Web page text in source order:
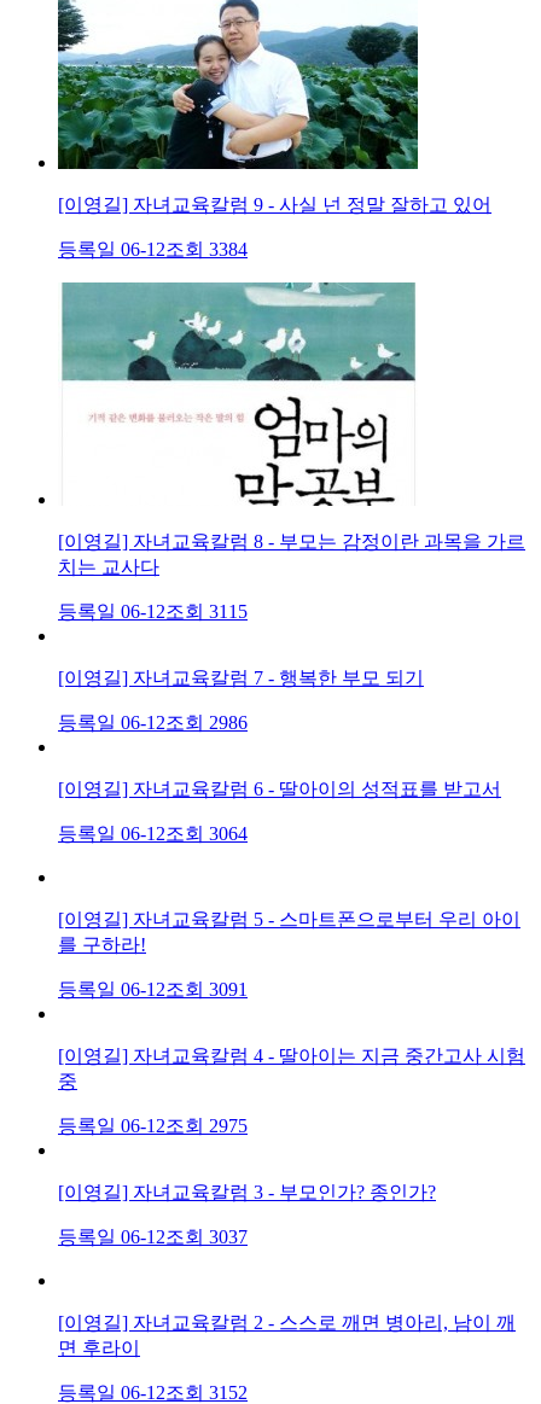
[이영길] 자녀교육칼럼 9 - 사실 넌 정말 잘하고 있어
등록일 06-12조회 3384
[이영길] 자녀교육칼럼 8 - 부모는 감정이란 과목을 가르
치는 교사다
등록일 06-12조회 3115
[이영길] 자녀교육칼럼 7 - 행복한 부모 되기
등록일 06-12조회 2986
[이영길] 자녀교육칼럼 6 - 딸아이의 성적표를 받고서
등록일 06-12조회 3064
[이영길] 자녀교육칼럼 5 - 스마트폰으로부터 우리 아이
를 구하라!
등록일 06-12조회 3091
[이영길] 자녀교육칼럼 4 - 딸아이는 지금 중간고사 시험
중
등록일 06-12조회 2975
[이영길] 자녀교육칼럼 3 - 부모인가? 종인가?
등록일 06-12조회 3037
[이영길] 자녀교육칼럼 2 - 스스로 깨면 병아리, 남이 깨
면 후라이
등록일 06-12조회 3152